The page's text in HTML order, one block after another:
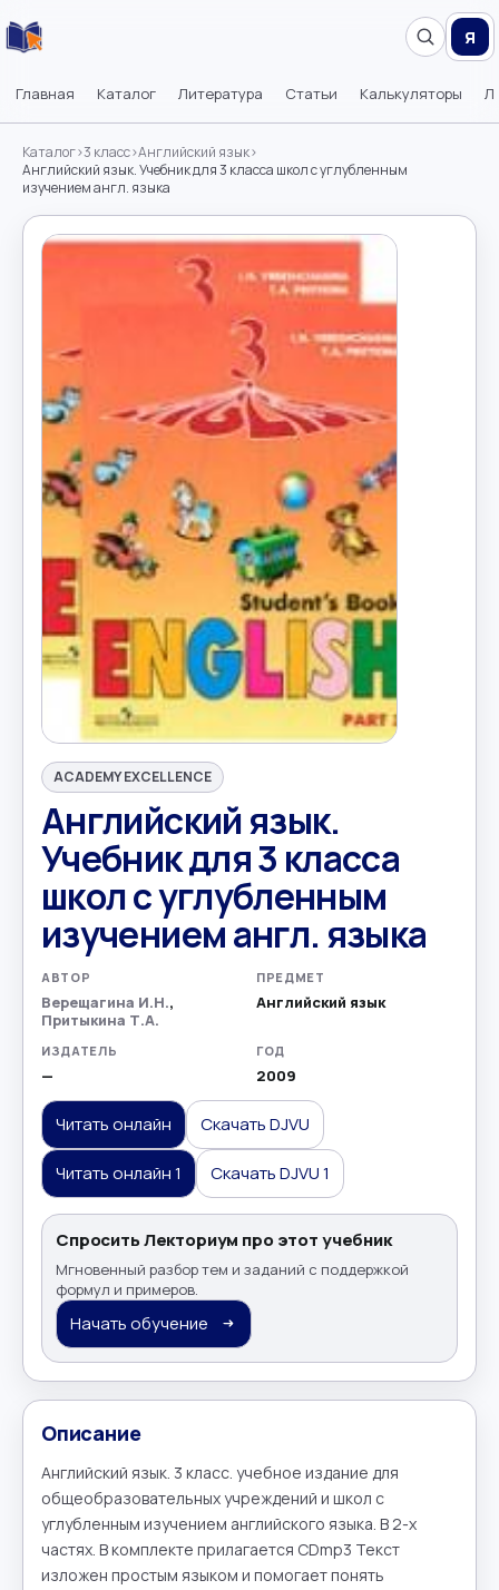
Главная Каталог Литература Статьи Калькуляторы
Я
Каталог›3 класс›Английский язык›
Английский язык. Учебник для 3 класса школ с углубленным
изучением англ. языка
ACADEMY EXCELLENCE
Английский язык.
Учебник для 3 класса
школ с углубленным
изучением англ. языка
АВТОР
Верещагина И.Н.,
Притыкина Т.А.
ПРЕДМЕТ
Английский язык
ИЗДАТЕЛЬ
—
ГОД
2009
Читать онлайн Скачать DJVU
Читать онлайн 1 Скачать DJVU 1
Спросить Лекториум про этот учебник
Мгновенный разбор тем и заданий с поддержкой
формул и примеров.
Начать обучение
Описание
Английский язык. 3 класс. учебное издание для
общеобразовательных учреждений и школ с
углубленным изучением английского языка. В 2-х
частях. В комплекте прилагается CDmp3 Текст
изложен простым языком и помогает понять